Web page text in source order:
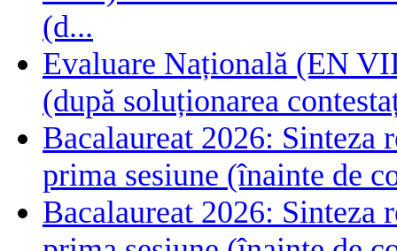
(d...
Evaluare Națională (EN
(după soluționarea
Bacalaureat 2026:
prima sesiune (înainte de
Bacalaureat 2026: